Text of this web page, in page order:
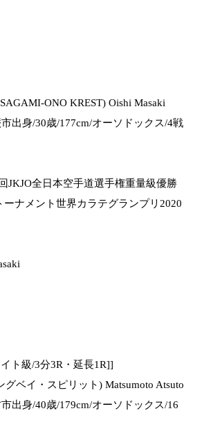
ONO KREST) Oishi Masaki
出身/30歳/177cm/オーソドックス/4戦
JKJO全日本空手道選手権重量級優勝
ナメント世界カラテグランプリ2020
ト級/3分3R・延長1R]]
ベイ・スピリット) Matsumoto Atsuto
出身/40歳/179cm/オーソドックス/16